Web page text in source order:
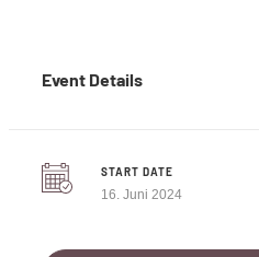
Event Details
START DATE
16. Juni 2024